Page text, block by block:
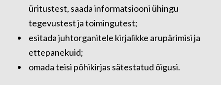
üritustest, saada informatsiooni ühingu
tegevustest ja toimingutest;
esitada juhtorganitele kirjalikke arupärimisi ja
ettepanekuid;
omada teisi põhikirjas sätestatud õigusi.